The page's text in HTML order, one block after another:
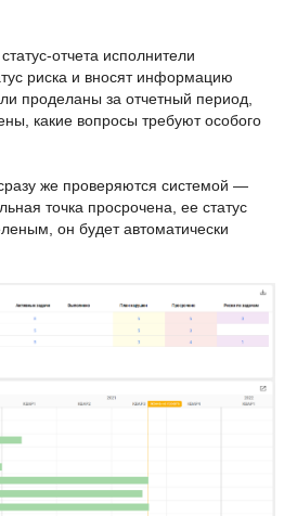
отчета исполнители
риска и вносят информацию
проделаны за отчетный период,
какие вопросы требуют особого
же проверяются системой —
точка просрочена, ее статус
он будет автоматически